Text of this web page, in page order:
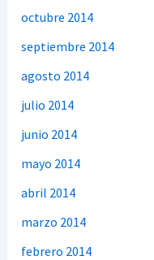
octubre 2014
septiembre 2014
agosto 2014
julio 2014
junio 2014
mayo 2014
abril 2014
marzo 2014
febrero 2014